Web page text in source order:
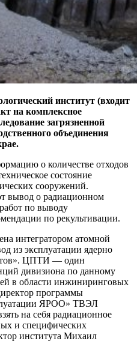
институт (входит
на комплексное
загрязненной
объединения
о количестве отходов
состояние
сооружений.
вывод о радиационном
по выводу
по рекультивации.
интегратором атомной
из эксплуатации ядерно
ЦПТИ — один
дивизиона по данному
в области инжиниринговых
программы
ЯРОО» ТВЭЛ
на себя радиационное
и специфических
института Михаил